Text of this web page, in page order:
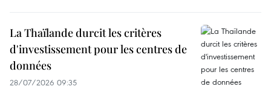
La Thaïlande durcit les critères
d'investissement pour les centres de
données
28/07/2026 09:35